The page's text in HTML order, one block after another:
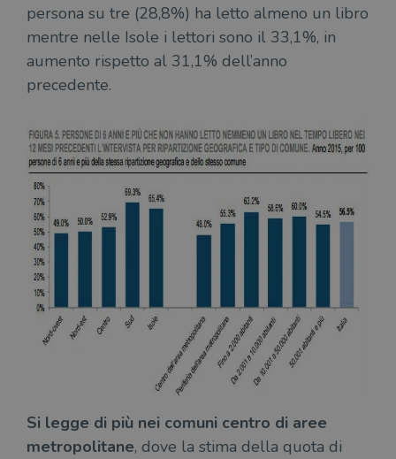
persona su tre (28,8%) ha letto almeno un libro
mentre nelle Isole i lettori sono il 33,1%, in
aumento rispetto al 31,1% dell’anno
precedente.
Si legge di più nei comuni centro di aree
metropolitane, dove la stima della quota di